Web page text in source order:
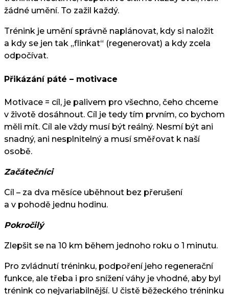
žádné umění. To zažil každý.
Trénink je umění správně naplánovat, kdy si naložit
a kdy se jen tak „flinkat“ (regenerovat) a kdy zcela
odpočívat.
Přikázání páté – motivace
Motivace = cíl, je palivem pro všechno, čeho chceme
v životě dosáhnout. Cíl je tedy tím prvním, co bychom
měli mít. Cíl ale vždy musí být reálný. Nesmí být ani
snadný, ani nesplnitelný a musí směřovat k naší
osobě.
Začátečníci
Cíl – za dva měsíce uběhnout bez přerušení
a v pohodě jednu hodinu.
Pokročilý
Zlepšit se na 10 km během jednoho roku o 1 minutu.
Pro zvládnutí tréninku, podpoření jeho regenerační
funkce, ale třeba i pro snížení váhy je vhodné, aby byl
trénink co nejvariabilnější. U čistě běžeckého tréninku